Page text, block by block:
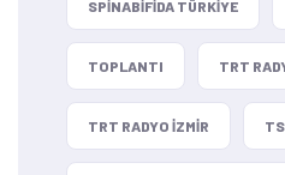
SPINABIFIDA TÜRKIYE
TOPLANTI TRT
TRT RADYO IZMIR